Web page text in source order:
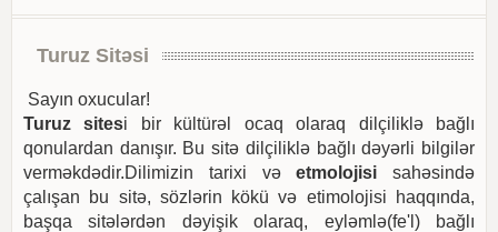
Turuz Sitəsi
Sayın oxucular!
Turuz sitesi bir kültürəl ocaq olaraq dilçiliklə bağlı
qonulardan danışır. Bu sitə dilçiliklə bağlı dəyərli bilgilər
verməkdədir.Dilimizin tarixi vəetmolojisi sahəsində
çalışan bu sitə, sözlərin kökü və etimolojisi haqqında,
başqa sitələrdən dəyişik olaraq, eyləmlə(fe'l) bağlı